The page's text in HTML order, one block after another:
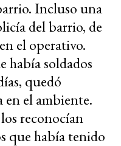
Incluso una
del barrio, de
el operativo.
había soldados
quedó
el ambiente.
reconocían
que había tenido